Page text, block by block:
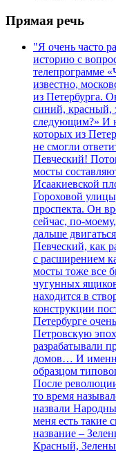
Прямая речь
"Я очень часто
историю с
телепрограмме
известно,
из Петербурга.
синий, красный,
следующим?» И
которых из
не смогли
Певческий!
мосты
Исаакиевской
Гороховой
проспекта. Он
сейчас, по-
дальше
Певческий, как
с расширением
мосты тоже все
чугунных
находится в
конструкции
Петербурге
Петровскую
разрабатывали
домов… И
образцом
После
то время
назвали
меня есть такие
название –
Красный,